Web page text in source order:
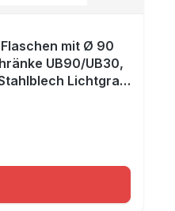
mit Ø 90
UB90/UB30,
Lichtgrau